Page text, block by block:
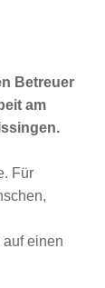
Betreuer
am
Für
einen